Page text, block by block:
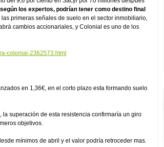
los expertos, podrían tener como destino final
primeras señales de suelo en el sector inmobiliario,
cambios accionariales, y Colonial es uno de los
colonial-2362573.html
en 1,36€, en el corto plazo esta formando suelo
superación de esta resistencia confirmaría un giro
objetivos.
mínimos de abril y el valor podría retroceder mas.